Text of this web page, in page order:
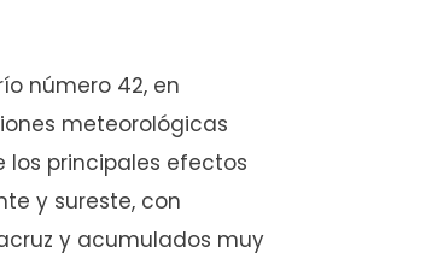
número 42, en
meteorológicas
los principales efectos
y sureste, con
y acumulados muy